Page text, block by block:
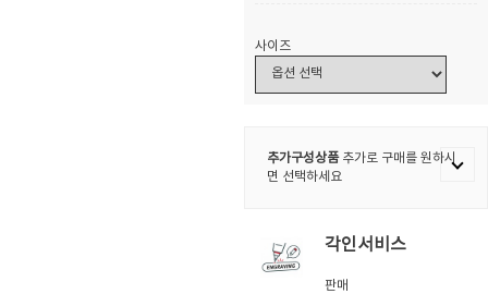
사이즈
추가구성상품추가로 구매를 원하시
면 선택하세요
각인서비스
판매